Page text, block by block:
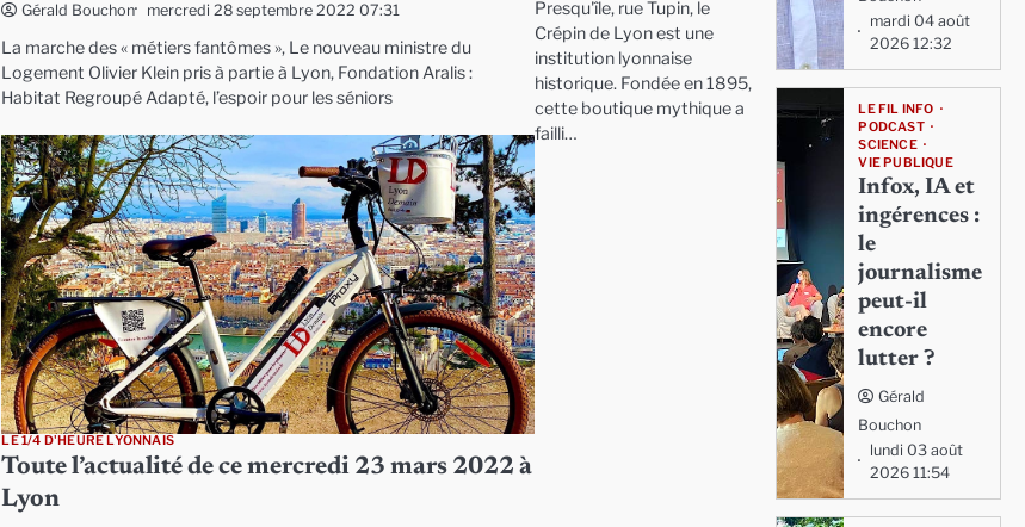
Gérald Bouchon mercredi 28 septembre 2022 07:31
La marche des « métiers fantômes », Le nouveau ministre du
Logement Olivier Klein pris à partie à Lyon, Fondation Aralis :
Habitat Regroupé Adapté, l’espoir pour les séniors
LE 1/4 D'HEURE LYONNAIS
Toute l’actualité de ce mercredi 23 mars 2022 à
Lyon
Presqu'île, rue Tupin, le
Crépin de Lyon est une
institution lyonnaise
historique. Fondée en 1895,
cette boutique mythique a
failli…
mardi 04 août
2026 12:32
LE FIL INFO
PODCAST
SCIENCE
VIE PUBLIQUE
Infox, IA et
ingérences :
le
journalisme
peut-il
encore
lutter ?
Gérald
Bouchon
lundi 03 août
2026 11:54